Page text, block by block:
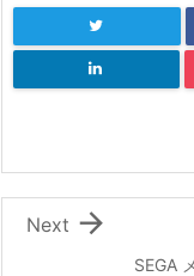
SEGA

Next